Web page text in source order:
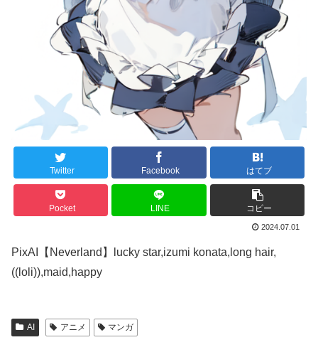
Twitter Facebook はてブ
Pocket LINE コピー
2024.07.01
PixAI【Neverland】lucky star,izumi konata,long hair,
((loli)),maid,happy
AI アニメ マンガ